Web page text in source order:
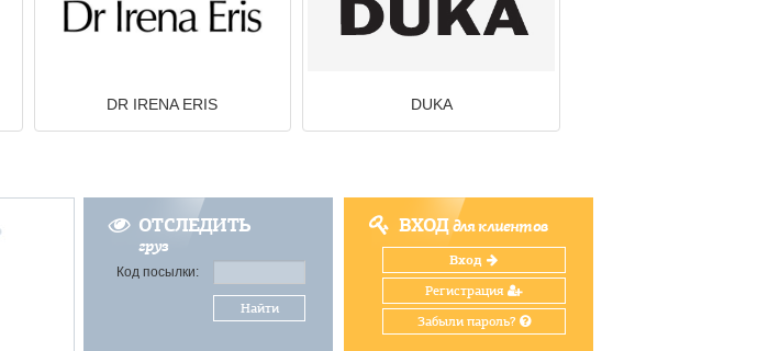
DR IRENA ERIS DUKA
ОТСЛЕДИТЬ
груз
Код посылки:
Найти
ВХОДдля клиентов
Вход
Регистрация
Забыли пароль?